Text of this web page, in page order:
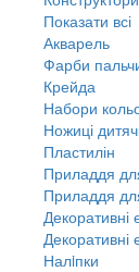
Показати всі
Акварель
Фарби
Крейда
Набори
Ножиці
Пластилін
Приладдя
Приладдя
Декоративні
Декоративні
Налiпки